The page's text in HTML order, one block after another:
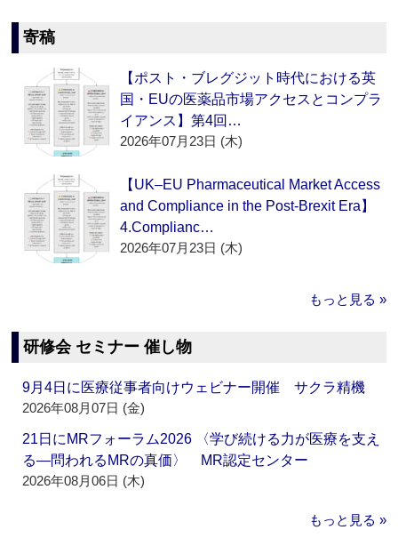
寄稿
【ポスト・ブレグジット時代における英
国・EUの医薬品市場アクセスとコンプラ
イアンス】第4回…
2026年07月23日 (木)
【UK–EU Pharmaceutical Market Access
and Compliance in the Post-Brexit Era】
4.Complianc…
2026年07月23日 (木)
もっと見る »
研修会 セミナー 催し物
9月4日に医療従事者向けウェビナー開催 サクラ精機
2026年08月07日 (金)
21日にMRフォーラム2026 〈学び続ける力が医療を支え
る―問われるMRの真価〉 MR認定センター
2026年08月06日 (木)
もっと見る »